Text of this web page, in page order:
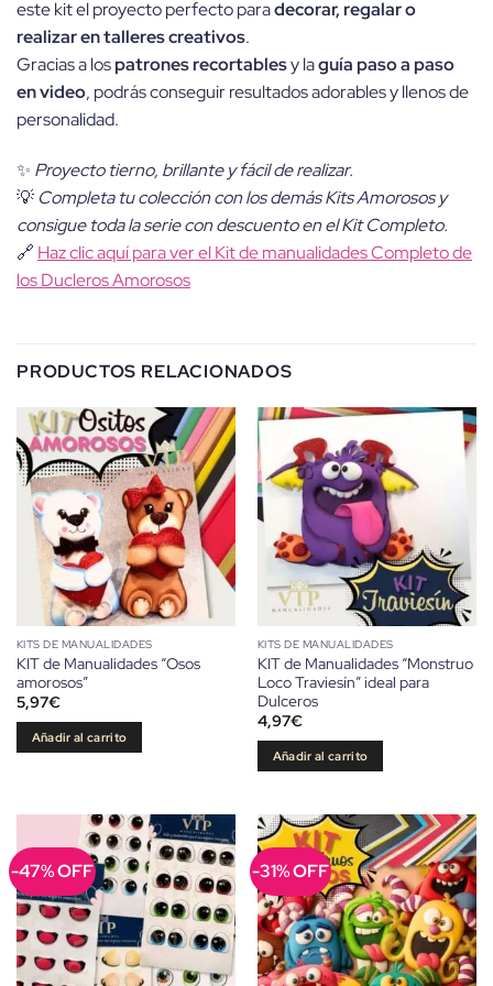
este kit el proyecto perfecto paradecorar, regalar o
realizar en talleres creativos.
Gracias a lospatrones recortablesy laguía paso a paso
en video, podrás conseguir resultados adorables y llenos de
personalidad.
✨ Proyecto tierno, brillante y fácil de realizar.
💡 Completa tu colección con los demás Kits Amorosos y
consigue toda la serie con descuento en el Kit Completo.
🔗 Haz clic aquí para ver el Kit de manualidades Completo de
los Ducleros Amorosos
PRODUCTOS RELACIONADOS
KITS DE MANUALIDADES
KIT de Manualidades “Osos
amorosos”
5,97€
Añadir al carrito
KITS DE MANUALIDADES
KIT de Manualidades “Monstruo
Loco Traviesín” ideal para
Dulceros
4,97€
Añadir al carrito
-47% OFF -31% OFF